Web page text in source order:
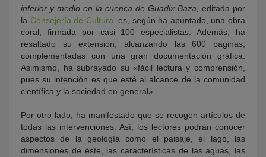
inferior y medio en la cuenca de Guadix-Baza,
editada por
la Consejería de Cultura, es, según ha apuntado, una obra
coral, firmada por casi 100 especialistas. Además, ha
resaltado su extensión, alcanzando las 600 páginas,
complementadas con una gran documentación gráfica.
Asimismo, ha subrayado su «fácil lectura y comprensión,
pues su intención es que esté al alcance de la comunidad
científica y la sociedad en general».
Por otro lado, ha manifestado que se recogen artículos de
todas las intervenciones. Así, los lectores podrán conocer
aspectos de la geología como el paisaje, el lago, las
dimensiones de éste, las características de las aguas, las